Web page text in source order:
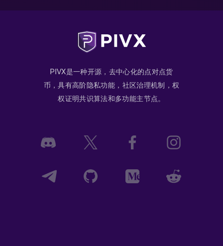
PIVX是一种开源，去中心化的点对点货
币，具有高阶隐私功能，社区治理机制，权
权证明共识算法和多功能主节点。